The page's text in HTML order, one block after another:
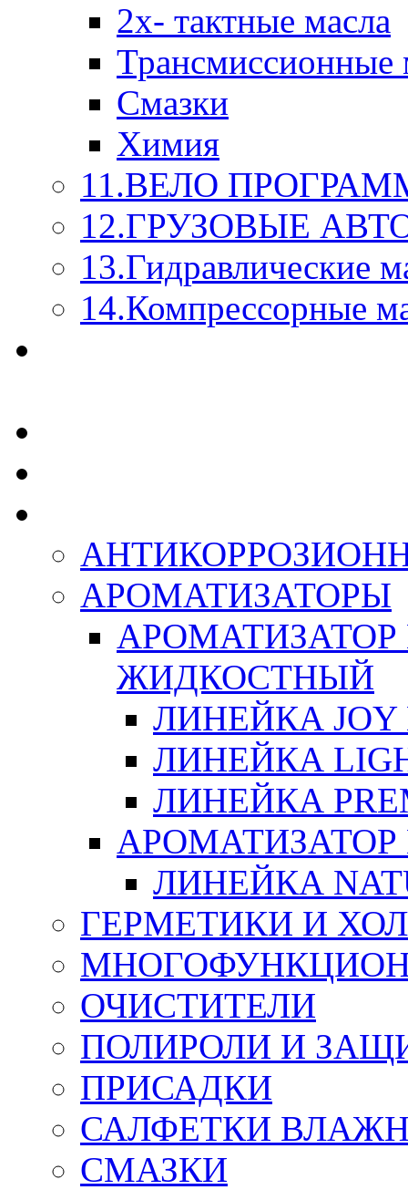
2х- тактные масла
Трансмиссионные
Смазки
Химия
11.ВЕЛО
12.ГРУЗОВЫЕ
13.Гидравлические
14.Компрессорные
АРОМАТИЗАТОРЫ
ЖИДКОСТНЫЙ
ЛИНЕЙКА JOY
ЛИНЕЙКА
ЛИНЕЙКА
ЛИНЕЙКА
ГЕРМЕТИКИ И
ОЧИСТИТЕЛИ
ПОЛИРОЛИ И
ПРИСАДКИ
САЛФЕТКИ
СМАЗКИ